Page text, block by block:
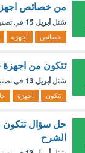
من خصائص اجهزة التعقب
سُئل أبريل 15 في
خصائص اجهزة
تتكون من
سُئل أبريل 13 في
تتكون اجهزة
حل سؤال تتكون
الشرح